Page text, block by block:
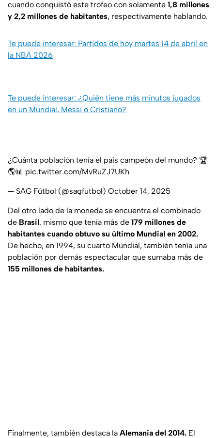
cuando conquistó este trofeo con solamente 1,8 millones
y 2,2 millones de habitantes, respectivamente hablando.
Te puede interesar: Partidos de hoy martes 14 de abril en
la NBA 2026
Te puede interesar: ¿Quién tiene más minutos jugados
en un Mundial, Messi o Cristiano?
¿Cuánta población tenía el país campeón del mundo? 🏆
🌎📊 pic.twitter.com/MvRuZJ7UKh
— SAG Fútbol (@sagfutbol) October 14, 2025
Del otro lado de la moneda se encuentra el combinado
de Brasil, mismo que tenía más de 179 millones de
habitantes cuando obtuvo su último Mundial en 2002.
De hecho, en 1994, su cuarto Mundial, también tenía una
población por demás espectacular que sumaba más de
155 millones de habitantes.
Finalmente, también destaca la Alemania del 2014. El